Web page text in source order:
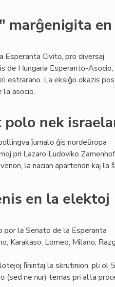
marĝenigita
Esperanta Civito, pro diversaj
de Hungaria Esperanto-
estrarano. La eksiĝo okazis
la asocio.
nek
ĵurnalo ĝis nordeŭropa
pri Lazaro Ludoviko
la nacian apartenon kaj
en la elektoj
por la Senato de la Esperanta
Karakaso, Lomeo, Milano,
ﬁnintaj la skrutinion, pli ol
(sed ne nur) temas pri alta